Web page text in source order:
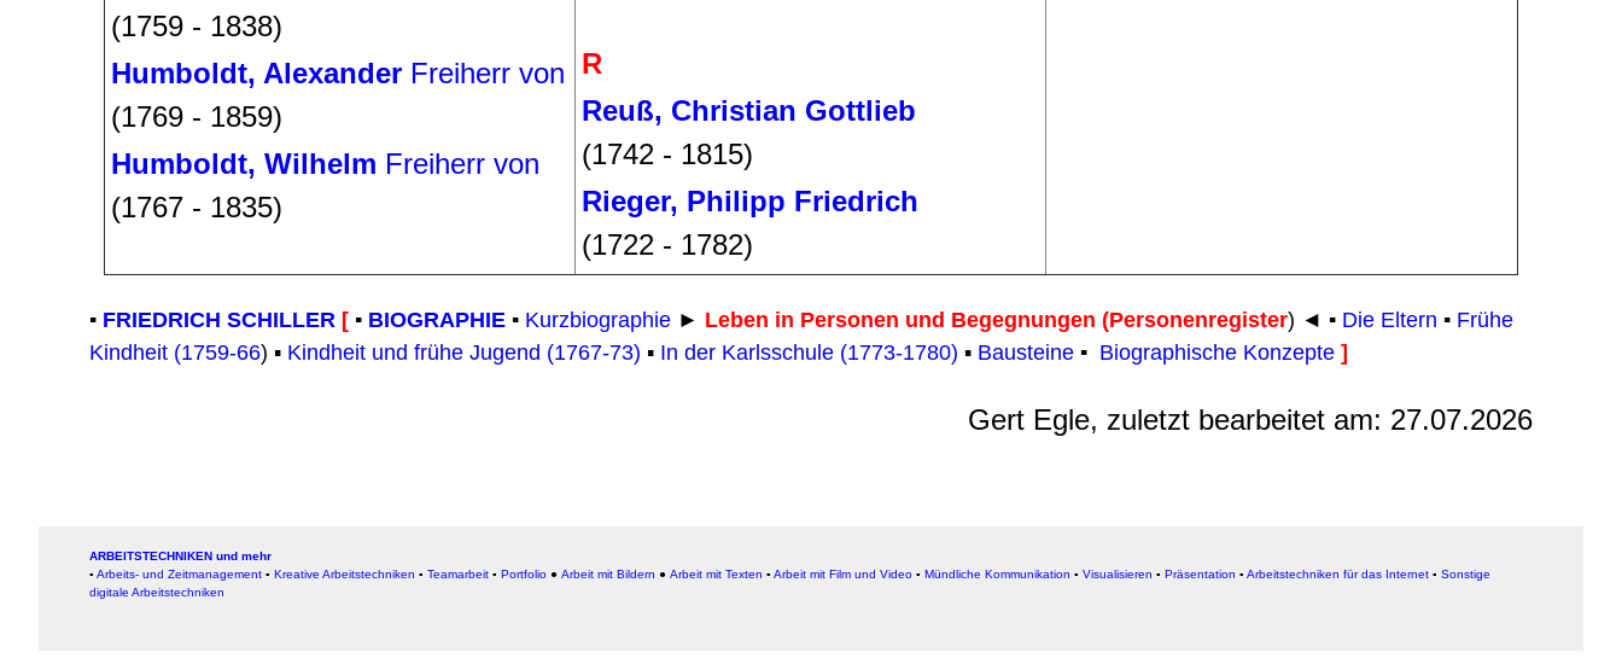
(1759 - 1838)
Humboldt, Alexander Freiherr von
(1769 - 1859)
Humboldt, Wilhelm Freiherr von
(1767 - 1835)
R
Reuß, Christian Gottlieb
(1742 - 1815)
Rieger, Philipp Friedrich
(1722 - 1782)
▪ FRIEDRICH SCHILLER [ ▪ BIOGRAPHIE ▪ Kurzbiographie ► Leben in Personen und Begegnungen (Personenregister) ◄ ▪ Die Eltern ▪ Frühe
Kindheit (1759-66) ▪ Kindheit und frühe Jugend (1767-73) ▪ In der Karlsschule (1773-1780) ▪ Bausteine ▪ Biographische Konzepte ]
Gert Egle, zuletzt bearbeitet am: 27.07.2026
ARBEITSTECHNIKEN und mehr
▪ Arbeits- und Zeitmanagement ▪ Kreative Arbeitstechniken ▪ Teamarbeit ▪ Portfolio ● Arbeit mit Bildern ● Arbeit mit Texten ▪ Arbeit mit Film und Video ▪ Mündliche Kommunikation ▪ Visualisieren ▪ Präsentation ▪ Arbeitstechniken für das Internet ▪ Sonstige
digitale Arbeitstechniken